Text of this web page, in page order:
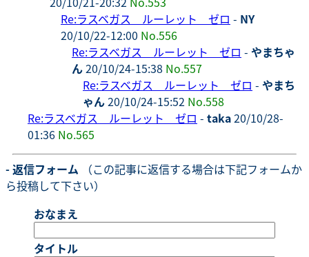
Re:ラスベガス ルーレット ゼロ - NY
20/10/22-12:00 No.556
Re:ラスベガス ルーレット ゼロ - やまちゃ
ん20/10/24-15:38 No.557
Re:ラスベガス ルーレット ゼロ - やまち
ゃん20/10/24-15:52 No.558
Re:ラスベガス ルーレット ゼロ - taka20/10/28-
01:36 No.565
- 返信フォーム （この記事に返信する場合は下記フォームか
ら投稿して下さい）
おなまえ
タイトル